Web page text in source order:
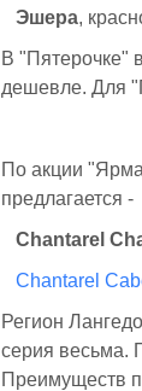
Эшера,
В "Пятерочке"
дешевле. Для
По акции
предлагается -
Chantarel
Chantarel
Регион
серия весьма.
Преимуществ